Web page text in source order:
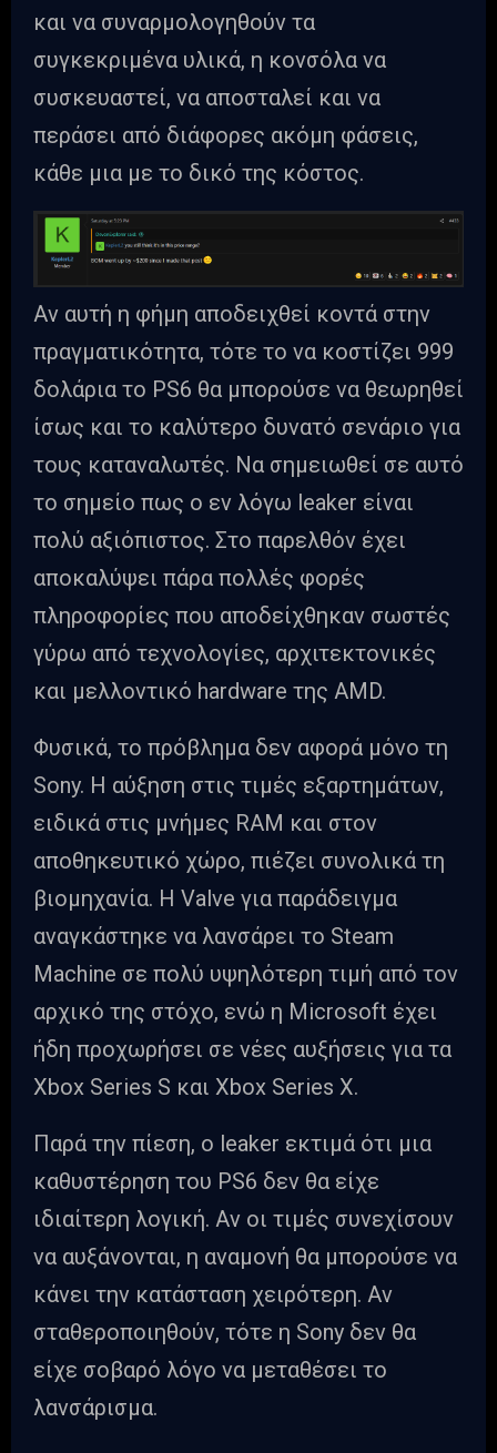
και να συναρμολογηθούν τα
συγκεκριμένα υλικά, η κονσόλα να
συσκευαστεί, να αποσταλεί και να
περάσει από διάφορες ακόμη φάσεις,
κάθε μια με το δικό της κόστος.
Αν αυτή η φήμη αποδειχθεί κοντά στην
πραγματικότητα, τότε το να κοστίζει 999
δολάρια το PS6 θα μπορούσε να θεωρηθεί
ίσως και το καλύτερο δυνατό σενάριο για
τους καταναλωτές. Να σημειωθεί σε αυτό
το σημείο πως ο εν λόγω leaker είναι
πολύ αξιόπιστος. Στο παρελθόν έχει
αποκαλύψει πάρα πολλές φορές
πληροφορίες που αποδείχθηκαν σωστές
γύρω από τεχνολογίες, αρχιτεκτονικές
και μελλοντικό hardware της AMD.
Φυσικά, το πρόβλημα δεν αφορά μόνο τη
Sony. Η αύξηση στις τιμές εξαρτημάτων,
ειδικά στις μνήμες RAM και στον
αποθηκευτικό χώρο, πιέζει συνολικά τη
βιομηχανία. Η Valve για παράδειγμα
αναγκάστηκε να λανσάρει το Steam
Machine σε πολύ υψηλότερη τιμή από τον
αρχικό της στόχο, ενώ η Microsoft έχει
ήδη προχωρήσει σε νέες αυξήσεις για τα
Xbox Series S και Xbox Series X.
Παρά την πίεση, ο leaker εκτιμά ότι μια
καθυστέρηση του PS6 δεν θα είχε
ιδιαίτερη λογική. Αν οι τιμές συνεχίσουν
να αυξάνονται, η αναμονή θα μπορούσε να
κάνει την κατάσταση χειρότερη. Αν
σταθεροποιηθούν, τότε η Sony δεν θα
είχε σοβαρό λόγο να μεταθέσει το
λανσάρισμα.